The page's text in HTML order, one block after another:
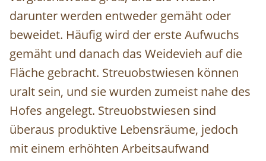
darunter werden entweder gemäht oder
beweidet. Häufig wird der erste Aufwuchs
gemäht und danach das Weidevieh auf die
Fläche gebracht. Streuobstwiesen können
uralt sein, und sie wurden zumeist nahe des
Hofes angelegt. Streuobstwiesen sind
überaus produktive Lebensräume, jedoch
mit einem erhöhten Arbeitsaufwand